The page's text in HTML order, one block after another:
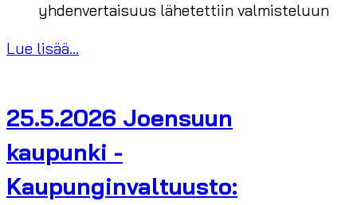
yhdenvertaisuus lähetettiin valmisteluun
Lue lisää...
25.5.2026 Joensuun
kaupunki -
Kaupunginvaltuusto: